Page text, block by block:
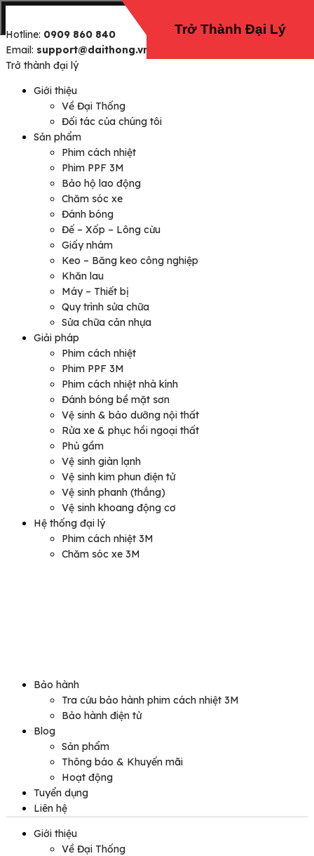
Hotline: 0909 860 840
Email: support@daithong.vn
Trở thành đại lý
Giới thiệu
Về Đại Thống
Đối tác của chúng tôi
Sản phẩm
Phim cách nhiệt
Phim PPF 3M
Bảo hộ lao động
Chăm sóc xe
Đánh bóng
Đế – Xốp – Lông cừu
Giấy nhám
Keo – Băng keo công nghiệp
Khăn lau
Máy – Thiết bị
Quy trình sửa chữa
Sửa chữa cản nhựa
Giải pháp
Phim cách nhiệt
Phim PPF 3M
Phim cách nhiệt nhà kính
Đánh bóng bề mặt sơn
Vệ sinh & bảo dưỡng nội thất
Rửa xe & phục hồi ngoại thất
Phủ gầm
Vệ sinh giàn lạnh
Vệ sinh kim phun điện tử
Vệ sinh phanh (thắng)
Vệ sinh khoang động cơ
Hệ thống đại lý
Phim cách nhiệt 3M
Chăm sóc xe 3M
Bảo hành
Tra cứu bảo hành phim cách nhiệt 3M
Bảo hành điện tử
Blog
Sản phẩm
Thông báo & Khuyến mãi
Hoạt động
Tuyển dụng
Liên hệ
Giới thiệu
Về Đại Thống
Trở Thành Đại Lý